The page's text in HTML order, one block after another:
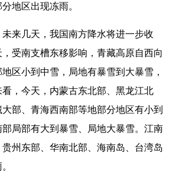
地区出现冻雨。
几天，我国南方降水将进一步收
受南支槽东移影响，青藏高原自西向
区小到中雪，局地有暴雪到大暴雪，
，今天，内蒙古东北部、黑龙江北
部、青海西南部等地部分地区有小到
局部有大到暴雪、局地大暴雪。江南
州东部、华南北部、海南岛、台湾岛